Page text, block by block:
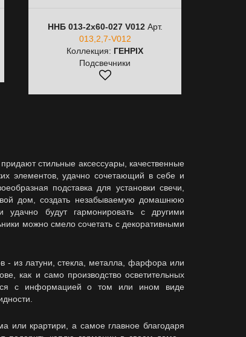
ННБ 013-2х60-027 V012Арт.
013,2,7-V012
Коллекция: ГЕНРІХ
Подсвечники
стильные аксессуары, качественные
элементов, удачно сочетающий в себе и
подставка для установки свечи,
дом, создать незабываемую домашнюю
будут гармонировать с другими
можно смело сочетать с декоративными
- из латуни, стекла, металла, фарфора или
как и само производство осветительных
с информацией о том или ином виде
крартири, а самое главное благодаря